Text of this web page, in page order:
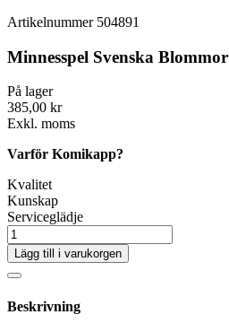
Artikelnummer 504891
Minnesspel Svenska Blommor
På lager
385,00 kr
Exkl. moms
Varför Komikapp?
Kvalitet
Kunskap
Serviceglädje
Lägg till i varukorgen
Beskrivning